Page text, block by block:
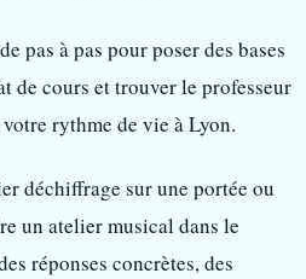
pas à pas pour poser des bases
de cours et trouver le professeur
rythme de vie à Lyon.
déchiffrage sur une portée ou
un atelier musical dans le
réponses concrètes, des